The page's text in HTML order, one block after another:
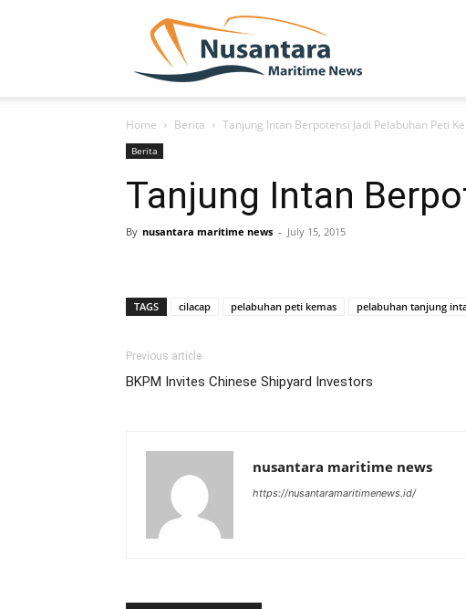
Home Berita Tanjung Intan Berpotensi Jadi Pelabuhan Peti
Berita
Tanjung Intan
By nusantara maritime news - July 15, 2015
TAGS cilacap pelabuhan peti kemas pelabuhan tanjung
Previous article
BKPM Invites Chinese Shipyard Investors
nusantara maritime news
https://nusantaramaritimenews.id/